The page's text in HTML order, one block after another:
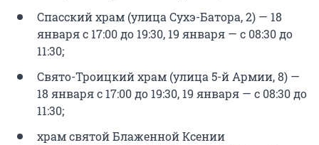
Спасский храм (улица Сухэ-Батора, 2) — 18
января с 17:00 до 19:30, 19 января — с 08:30 до
11:30;
Свято-Троицкий храм (улица 5-й Армии, 8) —
18 января с 17:00 до 19:30, 19 января — с 08:30 до
11:30;
храм святой Блаженной Ксении